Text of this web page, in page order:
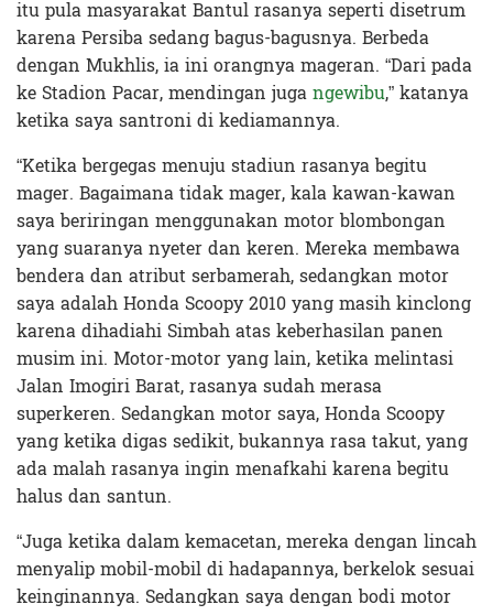
itu pula masyarakat Bantul rasanya seperti disetrum
karena Persiba sedang bagus-bagusnya. Berbeda
dengan Mukhlis, ia ini orangnya mageran. “Dari pada
ke Stadion Pacar, mendingan jugangewibu,” katanya
ketika saya santroni di kediamannya.
“Ketika bergegas menuju stadiun rasanya begitu
mager. Bagaimana tidak mager, kala kawan-kawan
saya beriringan menggunakan motor blombongan
yang suaranya nyeter dan keren. Mereka membawa
bendera dan atribut serbamerah, sedangkan motor
saya adalah Honda Scoopy 2010 yang masih kinclong
karena dihadiahi Simbah atas keberhasilan panen
musim ini. Motor-motor yang lain, ketika melintasi
Jalan Imogiri Barat, rasanya sudah merasa
superkeren. Sedangkan motor saya, Honda Scoopy
yang ketika digas sedikit, bukannya rasa takut, yang
ada malah rasanya ingin menafkahi karena begitu
halus dan santun.
“Juga ketika dalam kemacetan, mereka dengan lincah
menyalip mobil-mobil di hadapannya, berkelok sesuai
keinginannya. Sedangkan saya dengan bodi motor